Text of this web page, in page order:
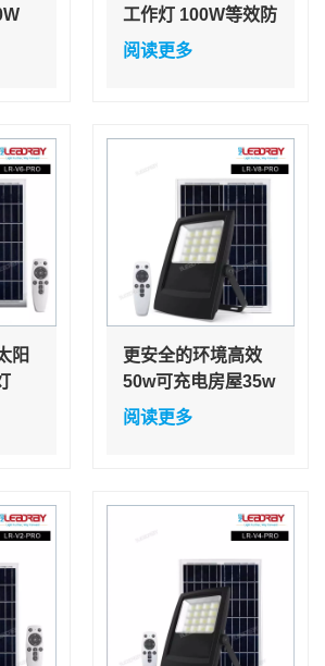
光
工作灯 100W等效防
水LED泛光灯 适用
阅读更多
阳
泛
更安全的环境高效
50w可充电房屋35w
50w太阳能LED泛光
阅读更多